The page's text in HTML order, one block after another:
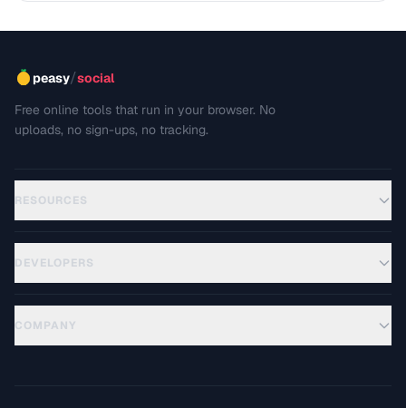
peasy/social
Free online tools that run in your browser. No
uploads, no sign-ups, no tracking.
RESOURCES
DEVELOPERS
COMPANY